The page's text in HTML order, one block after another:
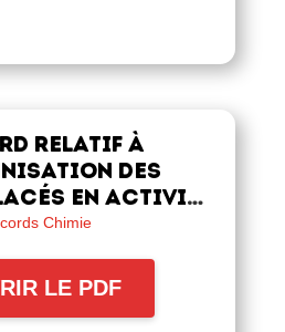
relatif à
des
en activité
Chimie
LE PDF